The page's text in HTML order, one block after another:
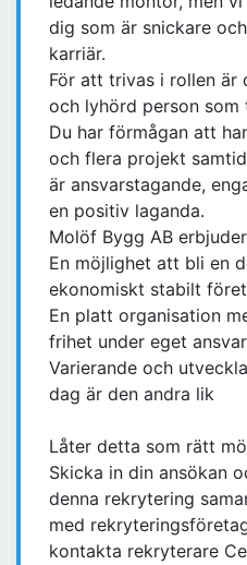
dig som är snickare
karriär.
För att trivas i rollen är
och lyhörd person som
Du har förmågan att
och flera projekt
är ansvarstagande,
en positiv laganda.
Molöf Bygg AB
En möjlighet att bli en
ekonomiskt stabilt
En platt organisation
frihet under eget ansvar
Varierande och
dag är den andra lik
Låter detta som rätt
Skicka in din ansökan
denna rekrytering
med
kontakta rekryterare